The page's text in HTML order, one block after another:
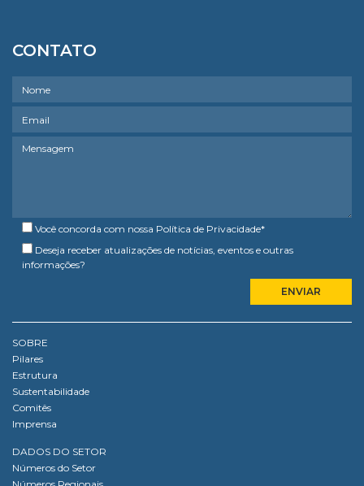
CONTATO
Você concorda com nossa Política de Privacidade*
Deseja receber atualizações de notícias, eventos e outras
informações?
SOBRE
Pilares
Estrutura
Sustentabilidade
Comitês
Imprensa
DADOS DO SETOR
Números do Setor